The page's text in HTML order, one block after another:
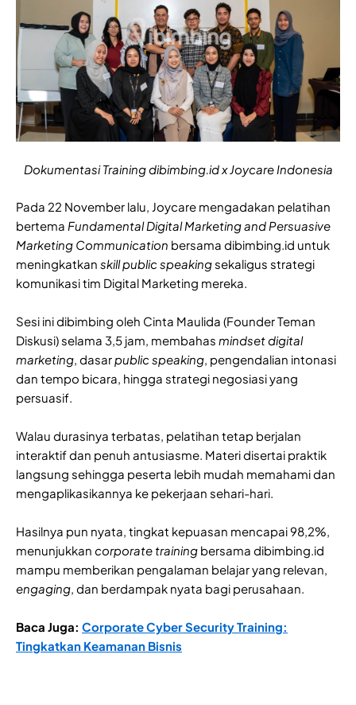
Dokumentasi Training dibimbing.id x Joycare Indonesia
Pada 22 November lalu, Joycare mengadakan pelatihan
bertema Fundamental Digital Marketing and Persuasive
Marketing Communication bersama dibimbing.id untuk
meningkatkan skill public speakingsekaligus strategi
komunikasi tim Digital Marketing mereka.
Sesi ini dibimbing oleh Cinta Maulida (Founder Teman
Diskusi) selama 3,5 jam, membahas mindset digital
marketing, dasarpublic speaking, pengendalian intonasi
dan tempo bicara, hingga strategi negosiasi yang
persuasif.
Walau durasinya terbatas, pelatihan tetap berjalan
interaktif dan penuh antusiasme. Materi disertai praktik
langsung sehingga peserta lebih mudah memahami dan
mengaplikasikannya ke pekerjaan sehari-hari.
Hasilnya pun nyata, tingkat kepuasan mencapai 98,2%,
menunjukkan corporate training bersama dibimbing.id
mampu memberikan pengalaman belajar yang relevan,
engaging, dan berdampak nyata bagi perusahaan.
Baca Juga: Corporate Cyber Security Training:
Tingkatkan Keamanan Bisnis